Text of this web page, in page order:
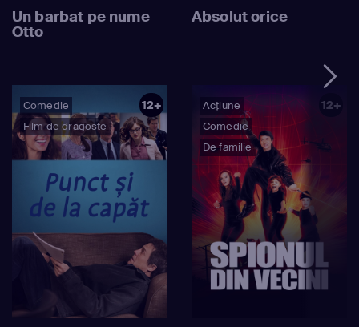
Un barbat pe nume
Otto
Absolut orice
Comedie
Film de dragoste
12+
Acțiune
Comedie
De familie
12+